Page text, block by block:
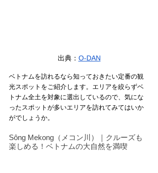
出典： O-DAN
ベトナムを訪れるなら知っておきたい定番の観
光スポットをご紹介します。エリアを絞らずベ
トナム全土を対象に選出しているので、気にな
ったスポットが多いエリアを訪れてみてはいか
がでしょうか。
Sông Mekong（メコン川）｜クルーズも
楽しめる！ベトナムの大自然を満喫